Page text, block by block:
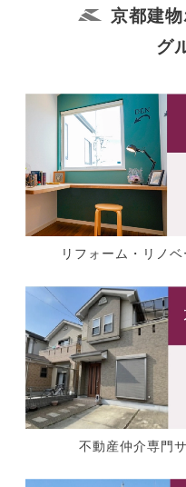
京都建
グ
リフォーム・リノ
不動産仲介専門